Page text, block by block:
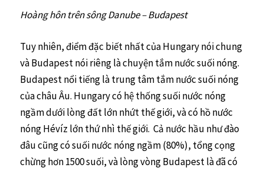
Hoàng hôn trên sông Danube – Budapest
Tuy nhiên, điểm đặc biết nhất của Hungary nói chung
và Budapest nói riêng là chuyện tắm nước suối nóng.
Budapest nổi tiếng là trung tâm tắm nước suối nóng
của châu Âu. Hungary có hệ thống suối nước nóng
ngầm dưới lòng đất lớn nhứt thế giới, và có hồ nước
nóng Hévíz lớn thứ nhì thế giới. Cả nước hầu như đào
đâu cũng có suối nước nóng ngầm (80%), tổng cọng
chừng hơn 1500 suối, và lòng vòng Budapest là đã có